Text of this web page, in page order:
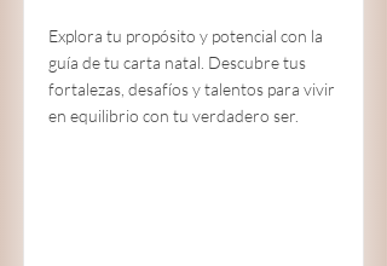
Explora tu propósito y potencial con la
guía de tu carta natal. Descubre tus
fortalezas, desafíos y talentos para vivir
en equilibrio con tu verdadero ser.